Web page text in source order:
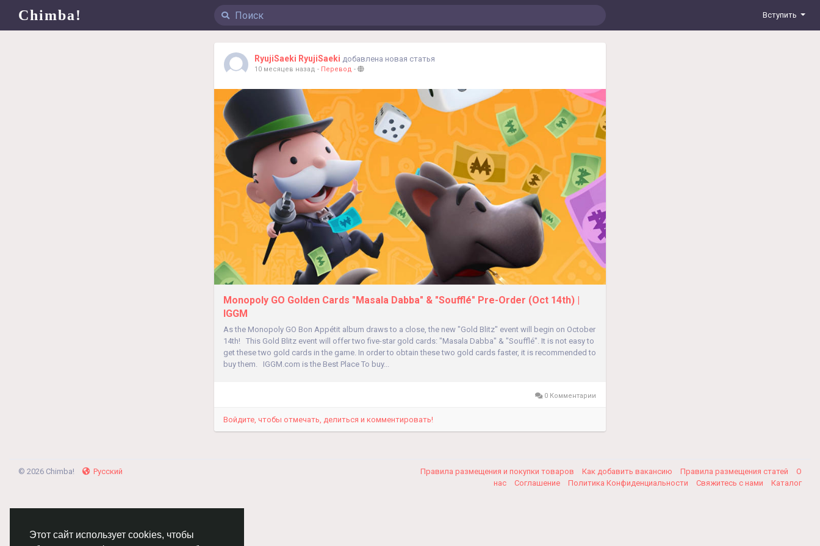
Этот сайт использует cookies, чтобы
Chimba! Вступить
RyujiSaeki RyujiSaeki добавлена новая статья
10 месяцев назад - Перевод -
Monopoly GO Golden Cards "Masala Dabba" & "Soufflé" Pre-Order (Oct 14th) |
IGGM
As the Monopoly GO Bon Appétit album draws to a close, the new "Gold Blitz" event will begin on October
14th! This Gold Blitz event will offer two five-star gold cards: "Masala Dabba" & "Soufflé". It is not easy to
get these two gold cards in the game. In order to obtain these two gold cards faster, it is recommended to
buy them. IGGM.com is the Best Place To buy...
0 Комментарии
Войдите, чтобы отмечать, делиться и комментировать!
© 2026 Chimba! Русский Правила размещения и покупки товаров Как добавить вакансию Правила размещения статей
О
нас
Соглашение Политика Конфиденциальности Свяжитесь с нами Каталог